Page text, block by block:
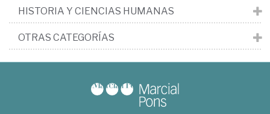
HISTORIA Y CIENCIAS HUMANAS
OTRAS CATEGORÍAS